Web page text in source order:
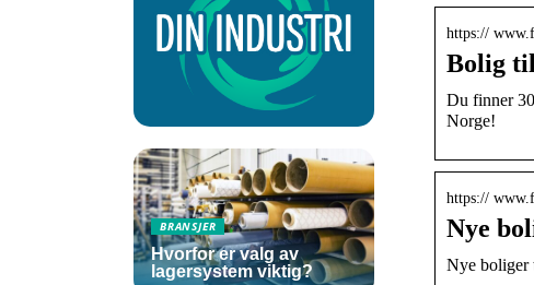
https://
Bolig
Du finner
Norge!
https://
Nye
Nye boliger
BRANSJER
Hvorfor er valg av
lagersystem viktig?